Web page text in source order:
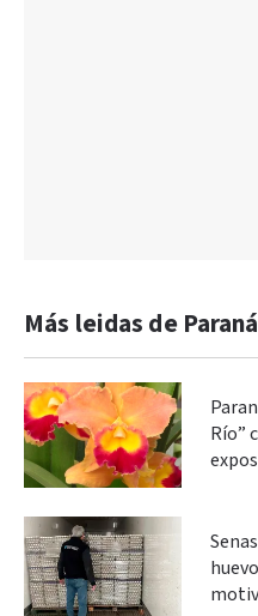
Más leidas de Paraná
Río”